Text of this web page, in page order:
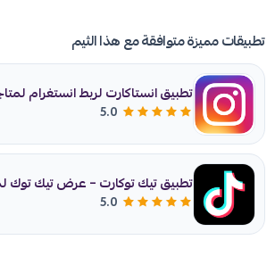
تطبيقات مميزة متوافقة مع هذا الثيم
تطبيق انستاكارت لربط انستغرام
5.0
تطبيق تيك توكارت – عرض تيك توك
5.0